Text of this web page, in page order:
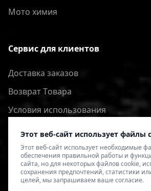
Этот веб-сайт использует файлы
Этот веб-сайт использует необходимые
обеспечения правильной работы и
сайта, но для некоторых файлов cookie,
сохранения предпочтений, статистики
целей, мы запрашиваем ваше согласие.
Мото химия
Сервис для клиентов
Доставка заказов
Bозврат Tовара
Условия использования
Политика конфиденциальности